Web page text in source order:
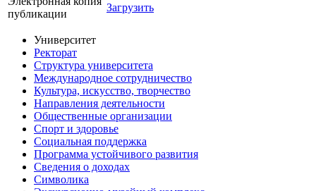
публикации
Загрузить
Университет
Ректорат
Структура университета
Международное сотрудничество
Культура, искусство, творчество
Направления деятельности
Общественные организации
Спорт и здоровье
Социальная поддержка
Программа устойчивого развития
Сведения о доходах
Символика